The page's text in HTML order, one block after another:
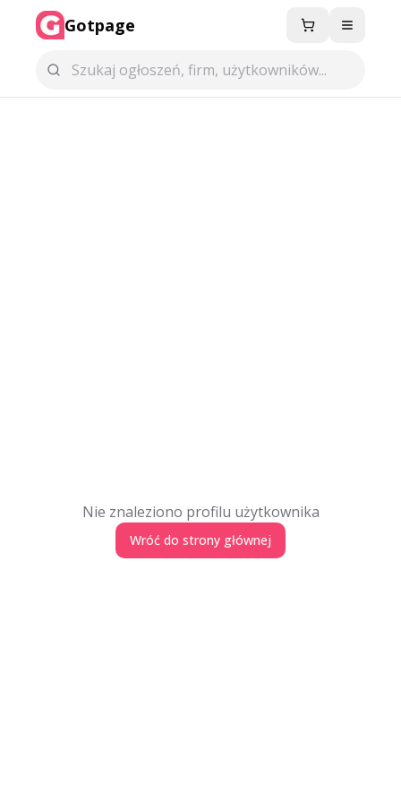
Gotpage Menu
Nie znaleziono profilu użytkownika
Wróć do strony głównej